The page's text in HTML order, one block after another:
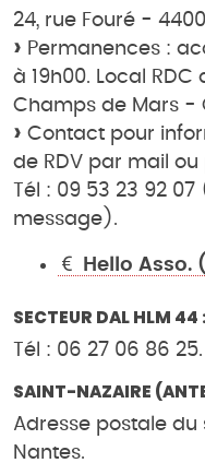
24, rue Fouré -
Permanences :
à 19h00. Local
Champs de Mars -
Contact pour
de RDV par mail
Tél : 09 53 23 92
message).
Hello
SECTEUR DAL HLM 44 :
Tél : 06 27 06 86 25.
SAINT-NAZAIRE
Adresse postale du
Nantes.